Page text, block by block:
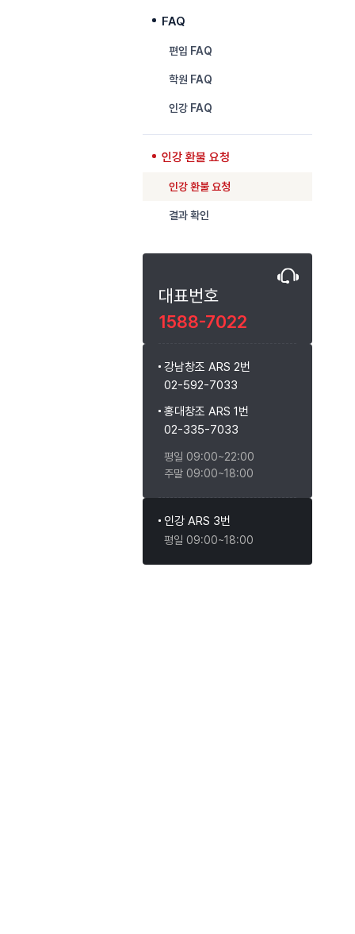
FAQ
편입 FAQ
학원 FAQ
인강 FAQ
인강 환불 요청
인강 환불 요청
결과 확인
대표번호
1588-7022
강남창조 ARS 2번
02-592-7033
홍대창조 ARS 1번
02-335-7033
평일 09:00~22:00
주말 09:00~18:00
인강 ARS 3번
평일 09:00~18:00